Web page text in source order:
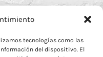
tecnologías como las
del dispositivo. El